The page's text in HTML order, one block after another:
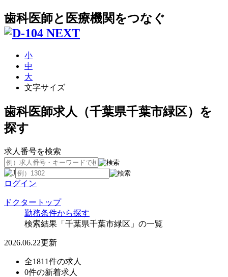
歯科医師と医療機関をつなぐ
小
中
大
文字サイズ
歯科医師求人（千葉県千葉市緑区）を
探す
求人番号を検索
ログイン
ドクタートップ
勤務条件から探す
検索結果「千葉県千葉市緑区」の一覧
2026.06.22更新
全1811件の求人
0件の新着求人